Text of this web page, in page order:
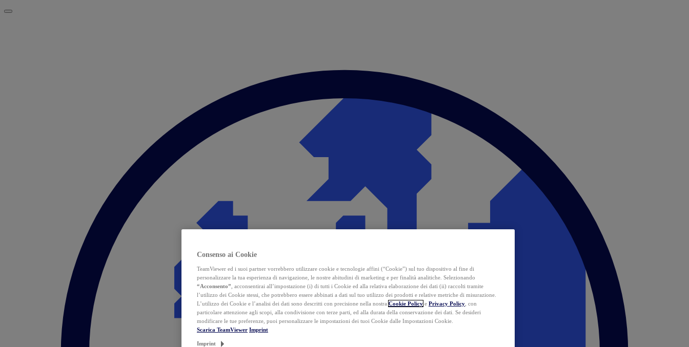
Consenso ai Cookie
TeamViewer ed i suoi partner vorrebbero utilizzare cookie e tecnologie affini (“Cookie”) sul tuo dispositivo al fine di
personalizzare la tua esperienza di navigazione, le nostre abitudini di marketing e per finalità analitiche. Selezionando
“Acconsento” , acconsentirai all’impostazione (i) di tutti i Cookie ed alla relativa elaborazione dei dati (ii) raccolti tramite
l’utilizzo dei Cookie stessi, che potrebbero essere abbinati a dati sul tuo utilizzo dei prodotti e relative metriche di misurazione.
L’utilizzo dei Cookie e l’analisi dei dati sono descritti con precisione nella nostra Cookie Policy e Privacy Policy , con
particolare attenzione agli scopi, alla condivisione con terze parti, ed alla durata della conservazione dei dati. Se desideri
modificare le tue preferenze, puoi personalizzare le impostazioni dei tuoi Cookie dalle Impostazioni Cookie.
Scarica TeamViewer Imprint
Imprint